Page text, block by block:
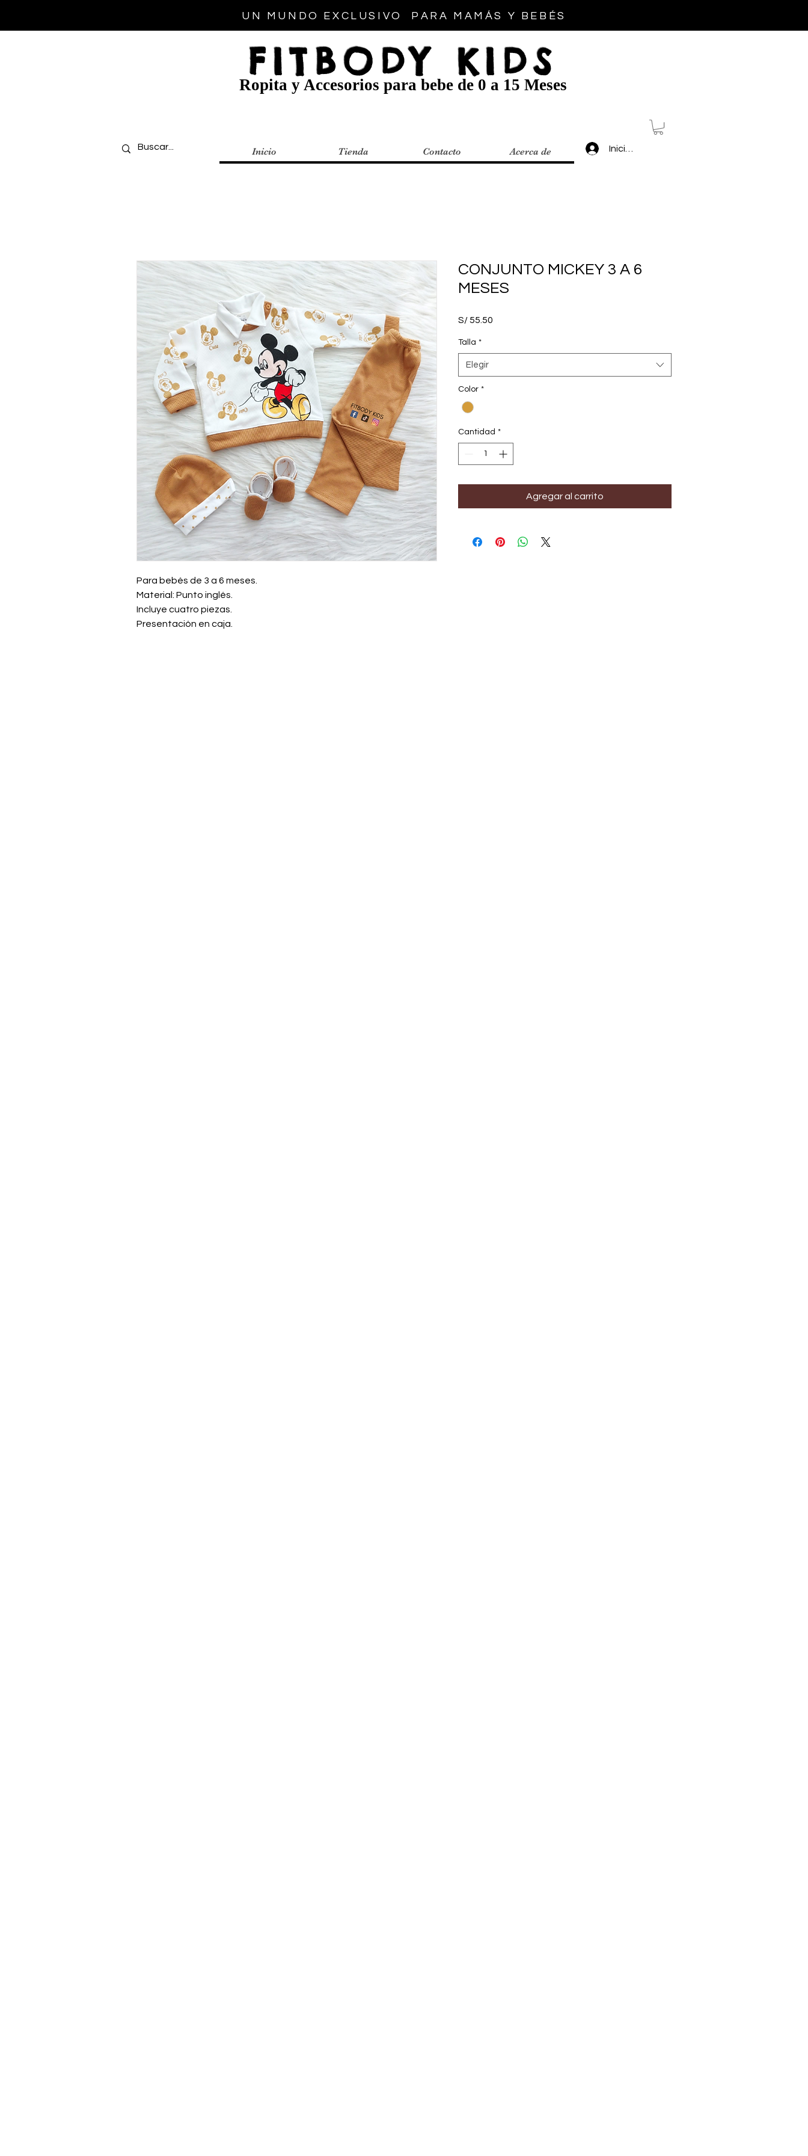
UN MUNDO EXCLUSIVO PARA MAMÁS Y BEBÉS
FITBODY KIDS
Ropita y Accesorios para bebe de 0 a 15 Meses
Inicio Tienda Contacto Acerca de Inicia sesión
Para bebés de 3 a 6 meses.
Material: Punto inglés.
Incluye cuatro piezas.
Presentación en caja.
CONJUNTO MICKEY 3 A 6
MESES
S/ 55.50
Talla *
Elegir
Color *
Cantidad *
Agregar al carrito